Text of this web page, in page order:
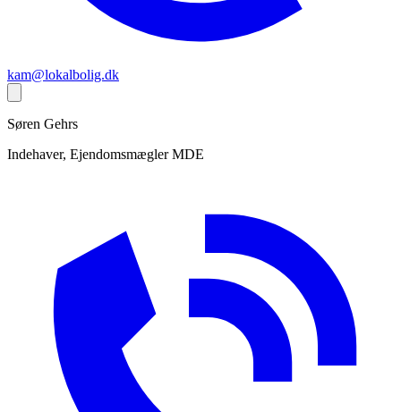
kam@lokalbolig.dk
Søren Gehrs
Indehaver, Ejendomsmægler MDE